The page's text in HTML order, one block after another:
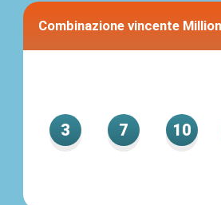
Combinazione vincente
3 7 10